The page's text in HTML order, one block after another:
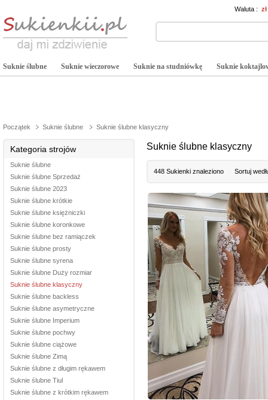
Waluta :
Suknie ślubne Suknie wieczorowe Suknie na studniówkę Suknie
Początek Suknie ślubne Suknie ślubne klasyczny
Kategoria strojów
Suknie ślubne
Suknie ślubne Sprzedaż
Suknie ślubne 2023
Suknie ślubne krótkie
Suknie ślubne księżniczki
Suknie ślubne koronkowe
Suknie ślubne bez ramiączek
Suknie ślubne prosty
Suknie ślubne syrena
Suknie ślubne Duży rozmiar
Suknie ślubne klasyczny
Suknie ślubne backless
Suknie ślubne asymetryczne
Suknie ślubne Imperium
Suknie ślubne pochwy
Suknie ślubne ciążowe
Suknie ślubne Zimą
Suknie ślubne z długim rękawem
Suknie ślubne Tiul
Suknie ślubne z krótkim rękawem
Suknie ślubne klasyczny
448 Sukienki znaleziono Sortuj